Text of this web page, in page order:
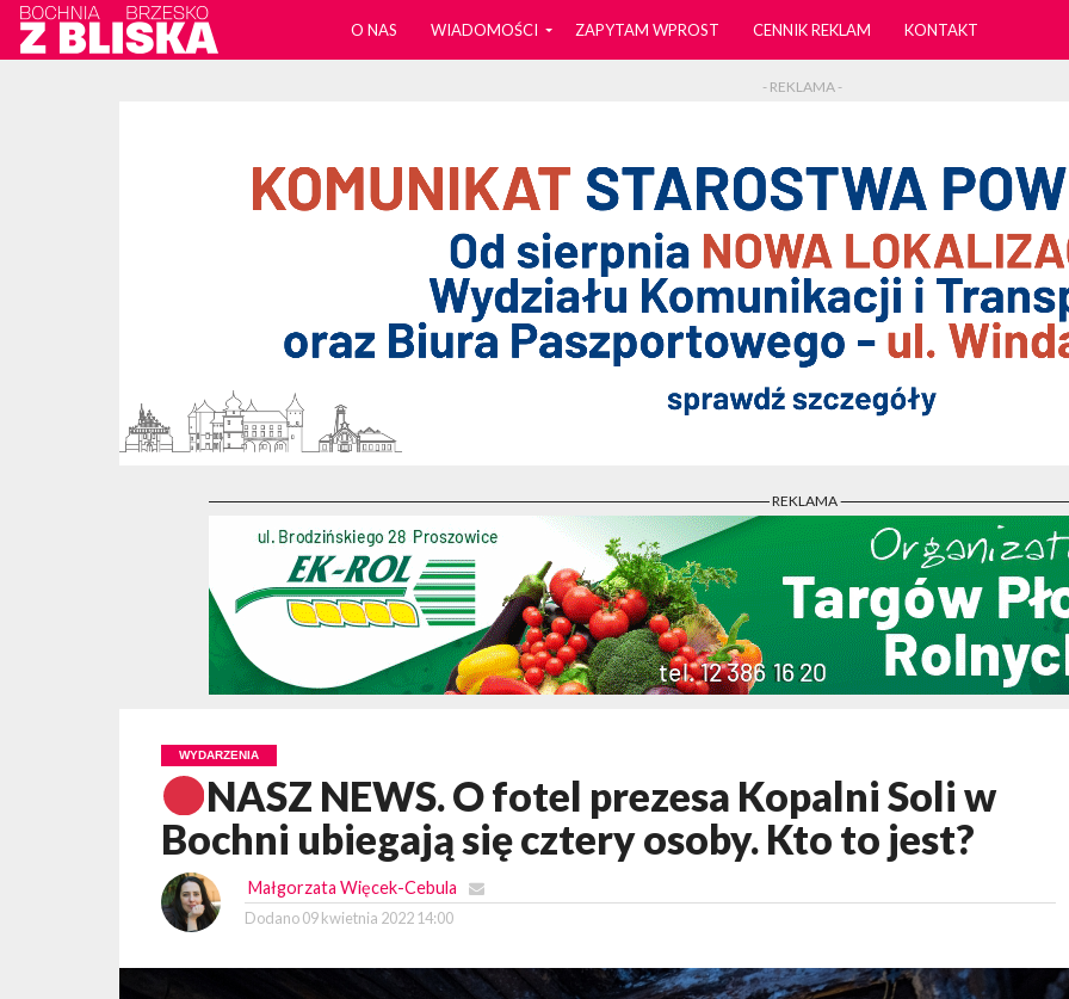
O NAS WIADOMOŚCI ZAPYTAM WPROST CENNIK REKLAM KONTAKT
- REKLAMA -
- REKLAMA -
WYDARZENIA
NASZ NEWS. O fotel prezesa Kopalni Soli w
Bochni ubiegają się cztery osoby. Kto to jest?
Małgorzata Więcek-Cebula
Dodano 09 kwietnia 2022 14:00